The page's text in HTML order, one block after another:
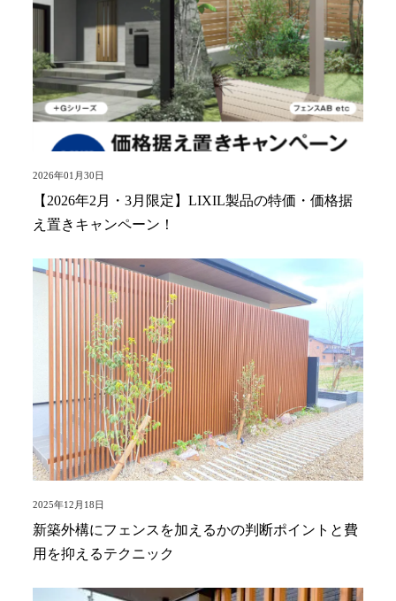
2026年01月30日
【2026年2月・3月限定】LIXIL製品の特価・価格据
え置きキャンペーン！
2025年12月18日
新築外構にフェンスを加えるかの判断ポイントと費
用を抑えるテクニック